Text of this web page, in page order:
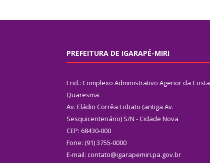
PREFEITURA DE IGARAPÉ-MIRI
End.: Complexo Administrativo Agenor da Costa
Quaresma
Av. Eládio Corrêa Lobato (antiga Av.
Sesquicentenário) S/N - Cidade Nova
CEP: 68430-000
Fone: (91) 3755-0000
E-mail: contato@igarapemiri.pa.gov.br